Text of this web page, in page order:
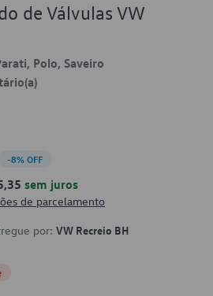
de Válvulas VW
Polo, Saveiro
-8% OFF
sem juros
de parcelamento
por: VW Recreio BH